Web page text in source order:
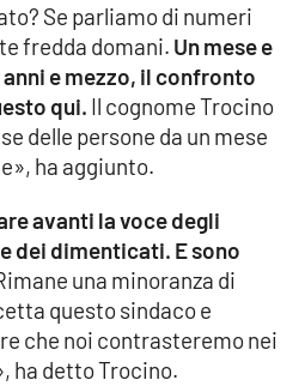
Se parliamo di numeri
fredda domani. Un mese e
e mezzo, il confronto
qui. Il cognome Trocino
delle persone da un mese
ha aggiunto.
avanti la voce degli
dei dimenticati. E sono
una minoranza di
questo sindaco e
che noi contrasteremo nei
ha detto Trocino.